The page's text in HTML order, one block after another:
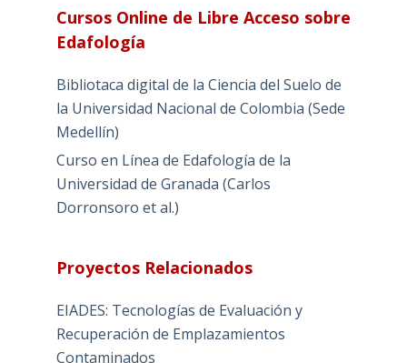
Cursos Online de Libre Acceso sobre
Edafología
Bibliotaca digital de la Ciencia del Suelo de
la Universidad Nacional de Colombia (Sede
Medellín)
Curso en Línea de Edafología de la
Universidad de Granada (Carlos
Dorronsoro et al.)
Proyectos Relacionados
EIADES: Tecnologías de Evaluación y
Recuperación de Emplazamientos
Contaminados